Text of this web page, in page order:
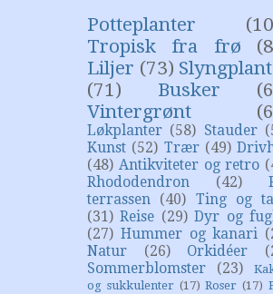
Potteplanter
Tropisk fra frø
Liljer (73)
(71)
Busker
Vintergrønt
Løkplanter (58) Stauder
Kunst (52) Trær (49)
(48) Antikviteter og retro
Rhododendron
(42)
terrassen (40) Ting og
(31) Reise (29) Dyr og
(27) Hummer og kanari
Natur
(26) Orkidéer
Sommerblomster
(23)
og sukkulenter (17) Roser (17)